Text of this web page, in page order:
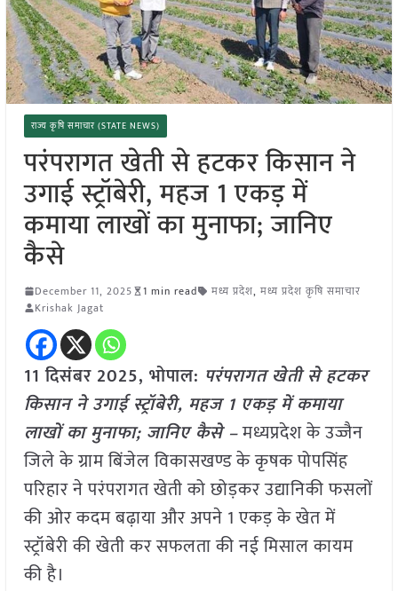
राज्य कृषि समाचार (STATE NEWS)
परंपरागत खेती से हटकर किसान ने
उगाई स्ट्रॉबेरी, महज 1 एकड़ में
कमाया लाखों का मुनाफा; जानिए
कैसे
December 11, 2025 1 min read मध्य प्रदेश, मध्य प्रदेश कृषि समाचार
Krishak Jagat
11 दिसंबर 2025, भोपाल: परंपरागत खेती से हटकर
किसान ने उगाई स्ट्रॉबेरी, महज 1 एकड़ में कमाया
लाखों का मुनाफा; जानिए कैसे –मध्यप्रदेश के उज्जैन
जिले के ग्राम बिंजेल विकासखण्ड के कृषक पोपसिंह
परिहार ने परंपरागत खेती को छोड़कर उद्यानिकी फसलों
की ओर कदम बढ़ाया और अपने 1 एकड़ के खेत में
स्ट्रॉबेरी की खेती कर सफलता की नई मिसाल कायम
की है।